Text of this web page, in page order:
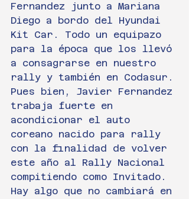
Fernandez junto a Mariana
Diego a bordo del Hyundai
Kit Car. Todo un equipazo
para la época que los llevó
a consagrarse en nuestro
rally y también en Codasur.
Pues bien, Javier Fernandez
trabaja fuerte en
acondicionar el auto
coreano nacido para rally
con la finalidad de volver
este año al Rally Nacional
compitiendo como Invitado.
Hay algo que no cambiará en